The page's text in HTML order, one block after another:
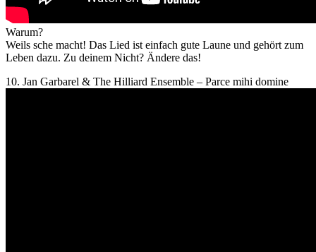
Warum?
Weils sche macht! Das Lied ist einfach gute Laune und gehört zum
Leben dazu. Zu deinem Nicht? Ändere das!
10. Jan Garbarel & The Hilliard Ensemble – Parce mihi domine